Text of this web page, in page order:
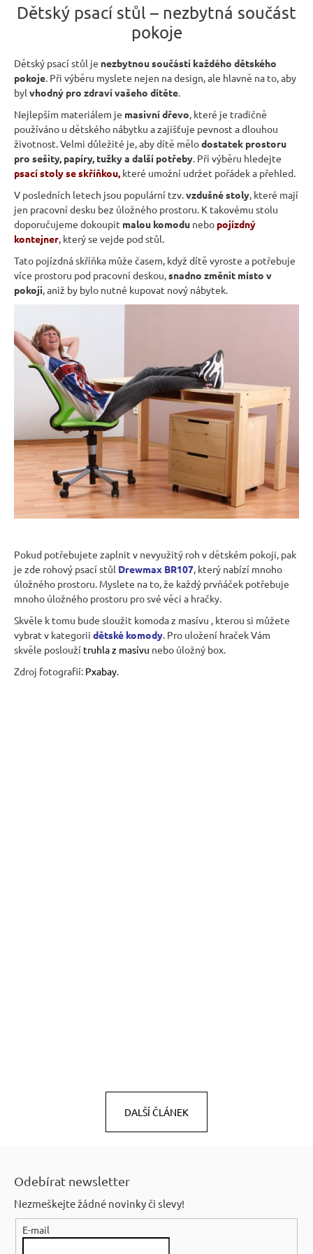
Dětský psací stůl – nezbytná součást
pokoje
Dětský psací stůl je nezbytnou součástí každého dětského
pokoje. Při výběru myslete nejen na design, ale hlavně na to, aby
byl vhodný pro zdraví vašeho dítěte.
Nejlepším materiálem je masivní dřevo, které je tradičně
používáno u dětského nábytku a zajišťuje pevnost a dlouhou
životnost. Velmi důležité je, aby dítě mělodostatek prostoru
pro sešity, papíry, tužky a další potřeby. Při výběru hledejte
psacístoly se skříňkou, které umožní udržet pořádek a přehled.
V posledních letech jsou populární tzv.vzdušné stoly, které mají
jen pracovní desku bez úložného prostoru. K takovému stolu
doporučujeme dokoupit malou komodu nebo pojízdný
kontejner, který se vejde pod stůl.
Tato pojízdná skříňka může časem, když dítě vyroste a potřebuje
více prostoru pod pracovní deskou,snadno změnit místo v
pokoji, aniž by bylo nutné kupovat nový nábytek.
Pokud potřebujete zaplnit v nevyužitý roh v dětském pokoji, pak
je zde rohový psací stůl Drewmax BR107, který nabízí mnoho
úložného prostoru. Myslete na to, že každý prvňáček potřebuje
mnoho úložného prostoru pro své věci a hračky.
Skvěle k tomu bude sloužit komoda z masívu , kterou si můžete
vybrat v kategorii dětské komody. Pro uložení hraček Vám
skvěle poslouží truhla z masívu nebo úložný box.
Zdroj fotografií: Pxabay.
DALŠÍ ČLÁNEK
r
u
u
j
e
e
JÍDELNÍ
ŽIDLE
MEXICANA
SIL25
2
403
Kč
Původně:
2
670
Kč
Odebírat newsletter
Nezmeškejte žádné novinky či slevy!
E-mail